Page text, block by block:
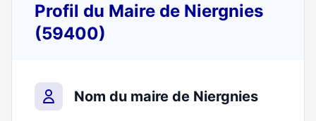
Profil du Maire de Niergnies
(59400)
Nom du maire de Niergnies